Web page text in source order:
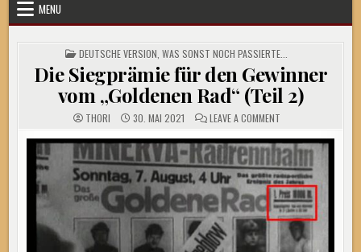
MENU
POSTED
IN
DEUTSCHE VERSION WAS SONST NOCH PASSIERTE...
Die Siegprämie für den Gewinner
vom „Goldenen Rad“ (Teil 2)
THORI 30. MAI 2021 LEAVE A COMMENTON
SIEGPRÄMIE
FÜR
DEN
GEWINNER
VOM
„GOLDENEN
RAD“
(TEIL
2)